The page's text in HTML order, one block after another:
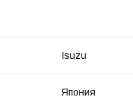
Isuzu
Япония